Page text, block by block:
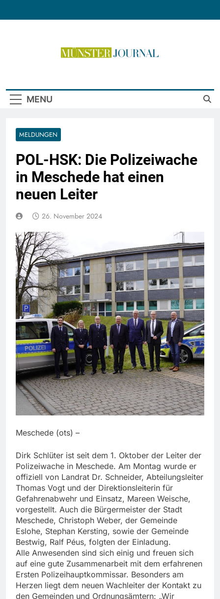
MENU
MELDUNGEN
POL-HSK: Die Polizeiwache
in Meschede hat einen
neuen Leiter
26. November 2024
Meschede (ots) –
Dirk Schlüter ist seit dem 1. Oktober der Leiter der
Polizeiwache in Meschede. Am Montag wurde er
offiziell von Landrat Dr. Schneider, Abteilungsleiter
Thomas Vogt und der Direktionsleiterin für
Gefahrenabwehr und Einsatz, Mareen Weische,
vorgestellt. Auch die Bürgermeister der Stadt
Meschede, Christoph Weber, der Gemeinde
Eslohe, Stephan Kersting, sowie der Gemeinde
Bestwig, Ralf Péus, folgten der Einladung.
Alle Anwesenden sind sich einig und freuen sich
auf eine gute Zusammenarbeit mit dem erfahrenen
Ersten Polizeihauptkommissar. Besonders am
Herzen liegt dem neuen Wachleiter der Kontakt zu
den Gemeinden und Ordnungsämtern: „Wir